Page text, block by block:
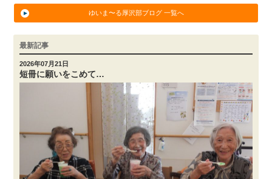
ゆいま〜る厚沢部ブログ 一覧へ
最新記事
2026年07月21日
短冊に願いをこめて…